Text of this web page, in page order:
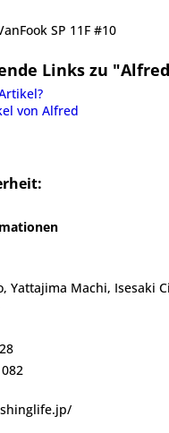
SP 11F #10
Links zu
von Alfred
Yattajima Machi, Isesaki